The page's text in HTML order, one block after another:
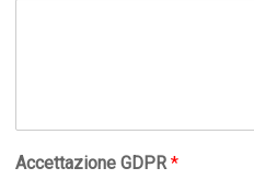
Accettazione GDPR*